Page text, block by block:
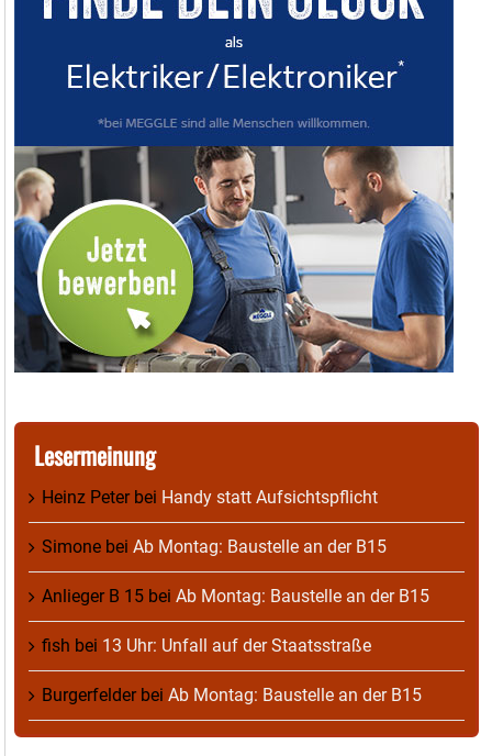
Lesermeinung
Heinz Peterbei Handy statt Aufsichtspflicht
Simone bei Ab Montag: Baustelle an der B15
Anlieger B 15 bei Ab Montag: Baustelle an der B15
fish bei 13 Uhr: Unfall auf der Staatsstraße
Burgerfelderbei Ab Montag: Baustelle an der B15